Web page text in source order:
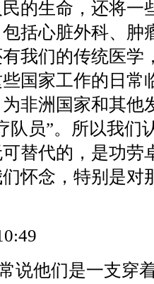
的生命，还将一
括心脏外科、肿
我们的传统医学
国家工作的日常
非洲国家和其他
队员”。所以我们
替代的，是功劳
怀念，特别是对
说他们是一支穿